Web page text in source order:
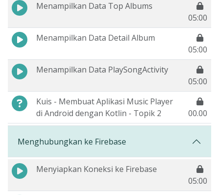
Menampilkan Data Top Albums
05:00
Menampilkan Data Detail Album
05:00
Menampilkan Data PlaySongActivity
05:00
Kuis - Membuat Aplikasi Music Player
di Android dengan Kotlin - Topik 2
00.00
Menghubungkan ke Firebase
Menyiapkan Koneksi ke Firebase
05:00